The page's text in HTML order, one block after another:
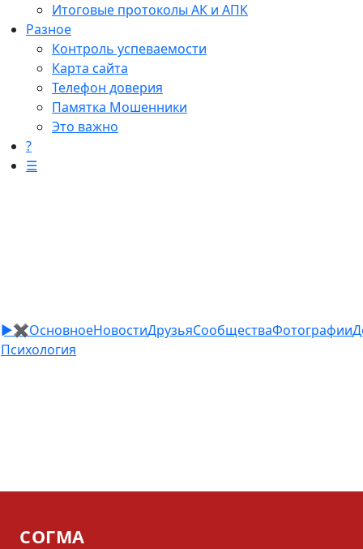
Итоговые протоколы АК и АПК
Разное
Контроль успеваемости
Карта сайта
Телефон доверия
Памятка Мошенники
Это важно
?
☰
►✖ОсновноеНовостиДрузьяСообществаФотографии
Психология
СОГМА